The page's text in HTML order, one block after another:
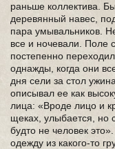
раньше коллектива.
деревянный навес,
пара умывальников.
все и ночевали. Поле
постепенно
однажды, когда они
дня сели за стол
описывал ее как
лица: «Вроде лицо и
щеках, улыбается, но
будто не человек
одежду из какого-то